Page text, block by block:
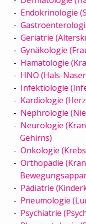
Endokrinologie
Geriatrie
Gynäkologie
Hämatologie
HNO (Hals-
Infektiologie
Kardiologie
Nephrologie
Neurologie
Gehirns)
Onkologie
Orthopädie
Pädiatrie
Pneumologie
Psychiatrie